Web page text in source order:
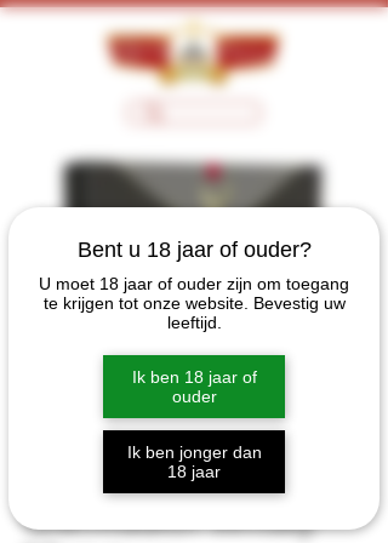
Bent u 18 jaar of ouder?
U moet 18 jaar of ouder zijn om toegang
te krijgen tot onze website. Bevestig uw
leeftijd.
Ik ben 18 jaar of
ouder
Ik ben jonger dan
18 jaar
Glenfiddich Whisky